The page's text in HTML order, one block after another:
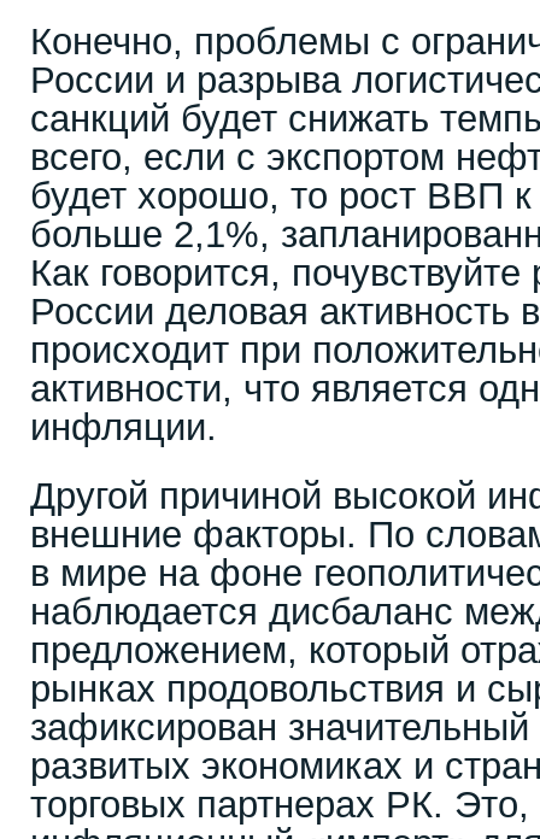
Конечно, проблемы с
России и разрыва
санкций будет снижать
всего, если с экспортом
будет хорошо, то рост ВВП к
больше 2,1%,
Как говорится,
России деловая активность
происходит при
активности, что является
инфляции.
Другой причиной высокой
внешние факторы. По
в мире на фоне
наблюдается дисбаланс
предложением, который
рынках продовольствия и
зафиксирован
развитых экономиках и
торговых партнерах РК.